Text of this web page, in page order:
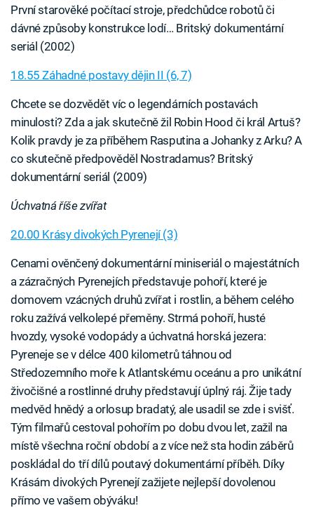
První starověké počítací stroje, předchůdce robotů či
dávné způsoby konstrukce lodí… Britský dokumentární
seriál (2002)
18.55 Záhadné postavy dějin II (6, 7)
Chcete se dozvědět víc o legendárních postavách
minulosti? Zda a jak skutečně žil Robin Hood či král Artuš?
Kolik pravdy je za příběhem Rasputina a Johanky z Arku? A
co skutečně předpověděl Nostradamus? Britský
dokumentární seriál (2009)
Úchvatná říše zvířat
20.00 Krásy divokých Pyrenejí (3)
Cenami ověnčený dokumentární miniseriál o majestátních
a zázračných Pyrenejích představuje pohoří, které je
domovem vzácných druhů zvířat i rostlin, a během celého
roku zažívá velkolepé přeměny. Strmá pohoří, husté
hvozdy, vysoké vodopády a úchvatná horská jezera:
Pyreneje se v délce 400 kilometrů táhnou od
Středozemního moře k Atlantskému oceánu a pro unikátní
živočišné a rostlinné druhy představují úplný ráj. Žije tady
medvěd hnědý a orlosup bradatý, ale usadil se zde i svišť.
Tým filmařů cestoval pohořím po dobu dvou let, zažil na
místě všechna roční období a z více než sta hodin záběrů
poskládal do tří dílů poutavý dokumentární příběh. Díky
Krásám divokých Pyrenejí zažijete nejlepší dovolenou
přímo ve vašem obýváku!